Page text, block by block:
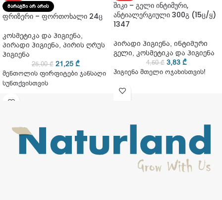
ᲛᲐᲠᲐᲒᲨᲘ ᲐᲠ ᲐᲠᲘᲡ
ფრიზერი – ფორთოხალი 24ც
კოსმეტიკა და ჰიგიენა,
პირადი ჰიგიენა, პირის ღრუს
ჰიგიენა
25,00₾ 21,25 ₾
მენთოლის ფირფიტები ჯანსაღი
სუნთქვისთვის
შიკი – გელი ინტიმური,
ანტიალერგიული 300გ (15ც/ყ)
1347
პირადი ჰიგიენა, ინტიმური
გელი, კოსმეტიკა და ჰიგიენა
4,50₾ 3,83 ₾
ჰიგიენა მთელი ოჯახისთვის!